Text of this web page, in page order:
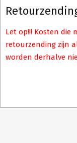
Let op!!! Kosten die
retourzending zijn
worden derhalve